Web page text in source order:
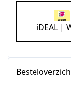
iDEAL |